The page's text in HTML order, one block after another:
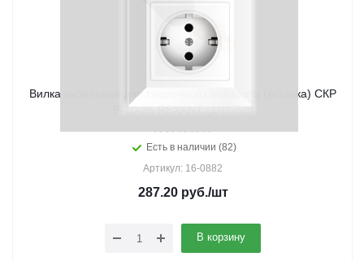
Вилка кабельная для сварочного аппарата (вставка) СКР
P-10-25 REXANT (1/1/250)
Есть в наличии (82)
Артикул: 16-0882
287.20руб./шт
В корзину